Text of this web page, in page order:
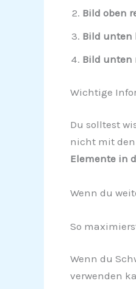
Bild oben
Bild unten
Bild unten
Wichtige
Du solltest
nicht mit den
Elemente in
Wenn du
So
Wenn du
verwenden